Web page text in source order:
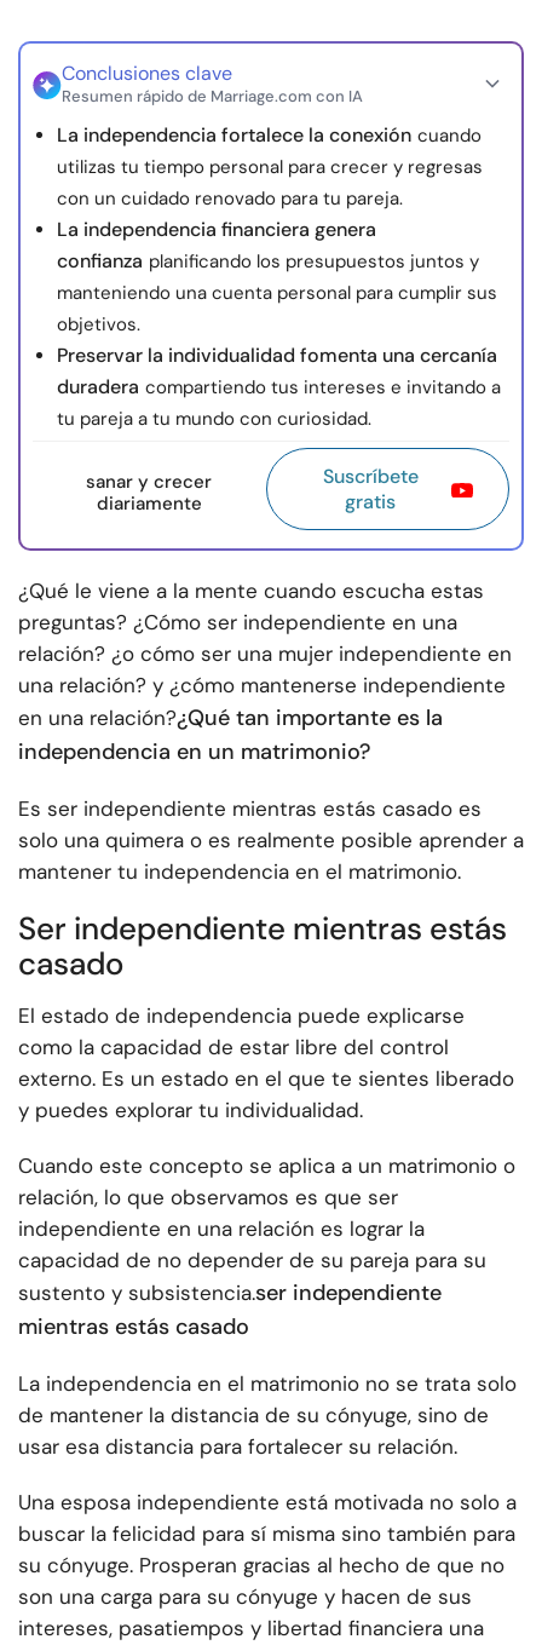
Sobre nosotros Contáctanos
nosotros
© Copyright 2026. Todos los derechos reservados.
Conclusiones clave
Resumen rápido de Marriage.com con IA
La independencia fortalece la conexión cuando
utilizas tu tiempo personal para crecer y regresas
con un cuidado renovado para tu pareja.
La independencia financiera genera
confianza planificando los presupuestos juntos y
manteniendo una cuenta personal para cumplir sus
objetivos.
Preservar la individualidad fomenta una cercanía
duradera compartiendo tus intereses e invitando a
tu pareja a tu mundo con curiosidad.
sanar y crecer
diariamente
Suscríbete
gratis
¿Qué le viene a la mente cuando escucha estas
preguntas? ¿Cómo ser independiente en una
relación? ¿o cómo ser una mujer independiente en
una relación? y ¿cómo mantenerse independiente
en una relación?¿Qué tan importante es la
independencia en un matrimonio?
Es ser independiente mientras estás casado es
solo una quimera o es realmente posible aprender a
mantener tu independencia en el matrimonio.
Ser independiente mientras estás
casado
El estado de independencia puede explicarse
como la capacidad de estar libre del control
externo. Es un estado en el que te sientes liberado
y puedes explorar tu individualidad.
Cuando este concepto se aplica a un matrimonio o
relación, lo que observamos es que ser
independiente en una relación es lograr la
capacidad de no depender de su pareja para su
sustento y subsistencia.ser independiente
mientras estás casado
La independencia en el matrimonio no se trata solo
de mantener la distancia de su cónyuge, sino de
usar esa distancia para fortalecer su relación.
Una esposa independiente está motivada no solo a
buscar la felicidad para sí misma sino también para
su cónyuge. Prosperan gracias al hecho de que no
son una carga para su cónyuge y hacen de sus
intereses, pasatiempos y libertad financiera una